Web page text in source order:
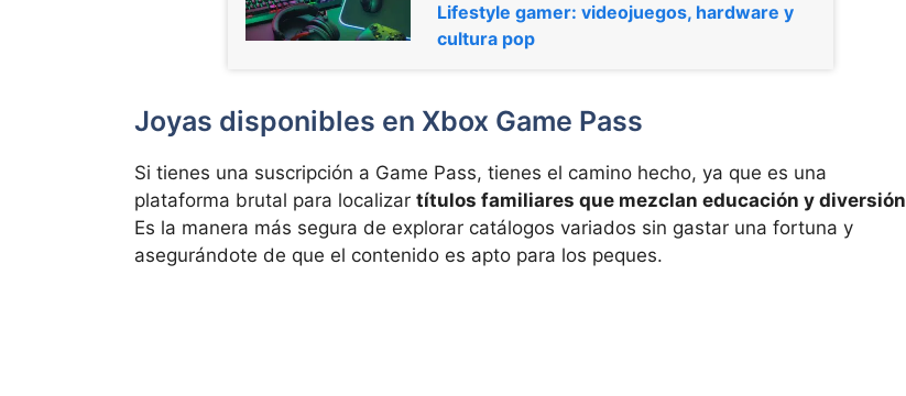
Lifestyle gamer: videojuegos, hardware y
cultura pop
Joyas disponibles en Xbox Game Pass
Si tienes una suscripción a Game Pass, tienes el camino hecho, ya que es una
plataforma brutal para localizar títulos familiares que mezclan educación y diversión
Es la manera más segura de explorar catálogos variados sin gastar una fortuna y
asegurándote de que el contenido es apto para los peques.